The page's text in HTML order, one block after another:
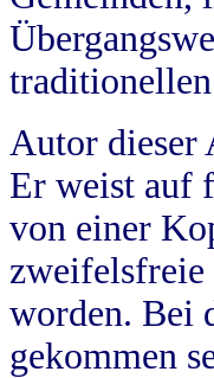
Autor dieser
Er weist auf
von einer
worden. Bei
gekommen